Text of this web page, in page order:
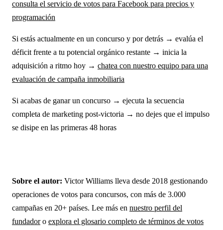
consulta el servicio de votos para Facebook para precios y
programación
Si estás actualmente en un concurso y por detrás → evalúa el
déficit frente a tu potencial orgánico restante → inicia la
adquisición a ritmo hoy → chatea con nuestro equipo para una
evaluación de campaña inmobiliaria
Si acabas de ganar un concurso → ejecuta la secuencia
completa de marketing post-victoria → no dejes que el impulso
se disipe en las primeras 48 horas
Sobre el autor: Victor Williams lleva desde 2018 gestionando
operaciones de votos para concursos, con más de 3.000
campañas en 20+ países. Lee más en nuestro perfil del
fundadoro explora el glosario completo de términos de votos